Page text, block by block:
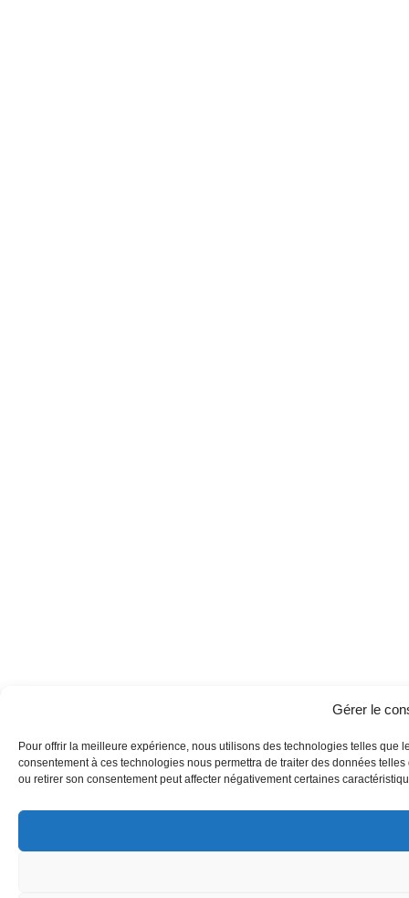
Gérer le
Pour offrir la meilleure expérience, nous utilisons des technologies telles
consentement à ces technologies nous permettra de traiter des données
ou retirer son consentement peut affecter négativement certaines